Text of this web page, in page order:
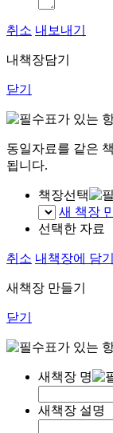
취소 내보내기
내책장담기
닫기
표가 있는
동일자료를 같은
됩니다.
책장선택
새 책장
선택한 자료
취소 내책장에 담기
새책장 만들기
닫기
표가 있는
새책장 명
새책장 설명